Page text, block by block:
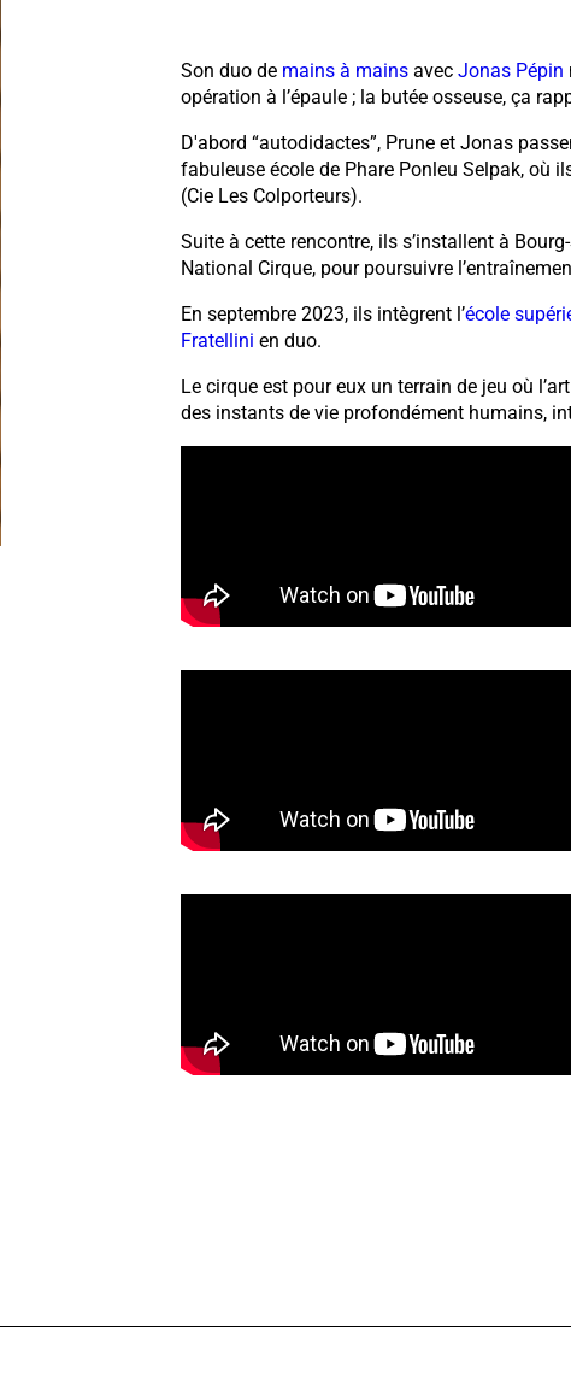
Son duo de mains à mainsavec Jonas Pépin
opération à l’épaule ; la butée osseuse, ça
D'abord “autodidactes”, Prune et Jonas
fabuleuse école de Phare Ponleu Selpak, où
(Cie Les Colporteurs).
Suite à cette rencontre, ils s’installent à
National Cirque, pour poursuivre
En septembre 2023, ils intègrent l’école
Fratellini en duo.
Le cirque est pour eux un terrain de jeu où
des instants de vie profondément humains,